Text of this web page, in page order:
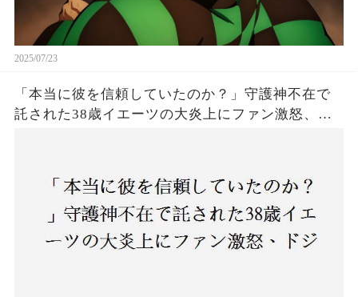
2025/07/23
「本当に彼を信頼していたのか？」守護神不在で
託された38歳イエーツの大炎上にファン激怒、ド